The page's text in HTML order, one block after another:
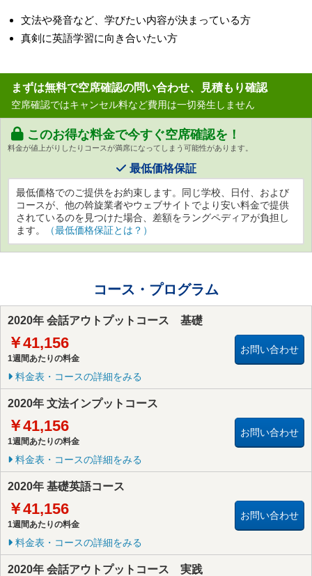
文法や発音など、学びたい内容が決まっている方
真剣に英語学習に向き合いたい方
まずは無料で空席確認の問い合わせ、見積もり確認
空席確認ではキャンセル料など費用は一切発生しません
このお得な料金で今すぐ空席確認を！
料金が値上がりしたりコースが満席になってしまう可能性があります。
最低価格保証
最低価格でのご提供をお約束します。同じ学校、日付、および
コースが、他の斡旋業者やウェブサイトでより安い料金で提供
されているのを見つけた場合、差額をラングペディアが負担し
ます。
（最低価格保証とは？）
コース・プログラム
2020年 会話アウトプットコース 基礎
￥41,156
1週間あたりの料金
お問い合わせ
料金表・コースの詳細をみる
2020年 文法インプットコース
￥41,156
1週間あたりの料金
お問い合わせ
料金表・コースの詳細をみる
2020年 基礎英語コース
￥41,156
1週間あたりの料金
お問い合わせ
料金表・コースの詳細をみる
2020年 会話アウトプットコース 実践